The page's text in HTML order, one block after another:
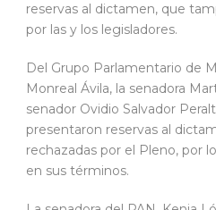
reservas al dictamen, que
por las y los legisladores.
Del Grupo Parlamentario de
Monreal Ávila, la senadora
senador Ovidio Salvador
presentaron reservas al
rechazadas por el Pleno, por
en sus términos.